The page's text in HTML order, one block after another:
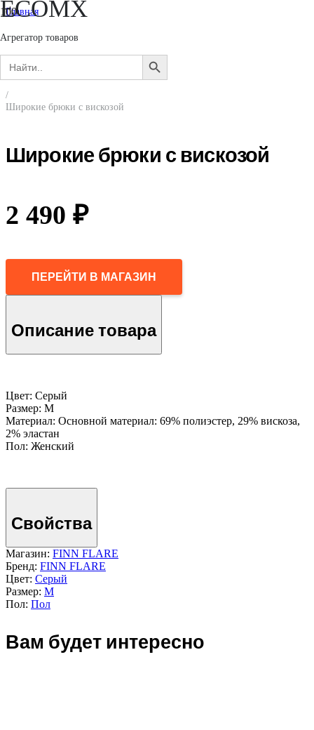
ECOMX
Агрегатор товаров
Search
for:
SEARCH
BUTTON
Главная
Женщинам
Одежда
Брюки
/
Широкие брюки с вискозой
Широкие брюки с вискозой
2 490 ₽
ПЕРЕЙТИ В МАГАЗИН
Описание товара
Цвет: Серый
Размер: M
Материал: Основной материал: 69% полиэстер, 29% вискоза,
2% эластан
Пол: Женский
Свойства
Магазин: FINN FLARE
Бренд: FINN FLARE
Цвет: Серый
Размер: M
Пол: Пол
Вам будет интересно